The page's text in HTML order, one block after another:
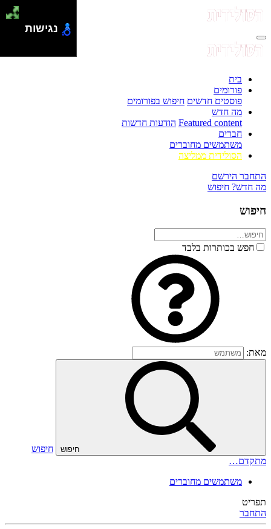
בית
פורומים
פוסטים חדשים חיפוש בפורומים
מה חדש
Featured content הודעות חדשות
חברים
משתמשים מחוברים
הסולידית ממליצה
התחבר הירשם
מה חדש? חיפוש
חיפוש
חפש בכותרות בלבד
מאת:
חיפוש
חיפוש
מתקדם…
משתמשים מחוברים
תפריט
התחבר
נגישות